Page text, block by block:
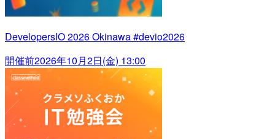
DevelopersIO 2026 Okinawa #devio2026
開催前2026年10月2日(金) 13:00